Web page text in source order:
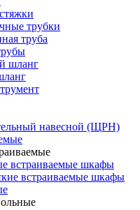
трубки
труба
шланг
навесной (ЩРН)
встраиваемые шкафы
встраиваемые шкафы